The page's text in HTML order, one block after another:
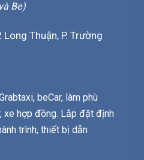
Be)
Thuận, P. Trường
beCar, làm phù
xe hợp đồng. Lắp đặt định
trình, thiết bị dẫn